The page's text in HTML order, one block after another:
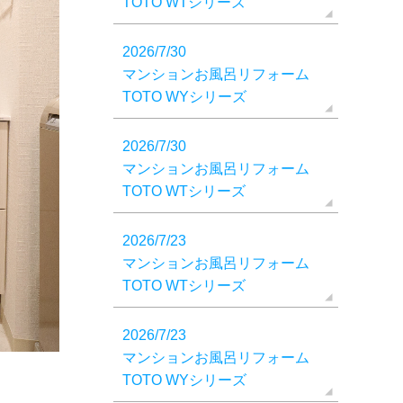
2026/7/30
マンションお風呂リフォーム
TOTO WYシリーズ
2026/7/30
マンションお風呂リフォーム
TOTO WTシリーズ
2026/7/23
マンションお風呂リフォーム
TOTO WTシリーズ
2026/7/23
マンションお風呂リフォーム
TOTO WYシリーズ